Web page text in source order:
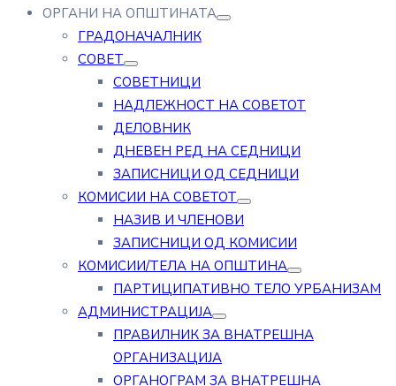
ОРГАНИ НА ОПШТИНАТА
ГРАДОНАЧАЛНИК
СОВЕТ
СОВЕТНИЦИ
НАДЛЕЖНОСТ НА СОВЕТОТ
ДЕЛОВНИК
ДНЕВЕН РЕД НА СЕДНИЦИ
ЗАПИСНИЦИ ОД СЕДНИЦИ
КОМИСИИ НА СОВЕТОТ
НАЗИВ И ЧЛЕНОВИ
ЗАПИСНИЦИ ОД КОМИСИИ
КОМИСИИ/ТЕЛА НА ОПШТИНА
ПАРТИЦИПАТИВНО ТЕЛО УРБАНИЗАМ
АДМИНИСТРАЦИЈА
ПРАВИЛНИК ЗА ВНАТРЕШНА
ОРГАНИЗАЦИЈА
ОРГАНОГРАМ ЗА ВНАТРЕШНА